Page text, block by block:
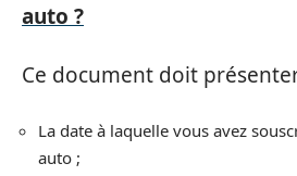
auto ?
Ce document doit
La date à laquelle vous avez
auto ;